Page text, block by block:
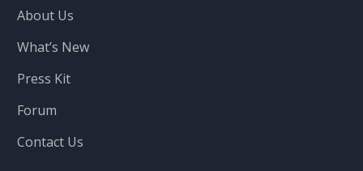
About Us
What’s New
Press Kit
Forum
Contact Us